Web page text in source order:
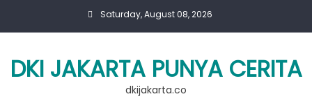
Saturday, August 08, 2026
DKI JAKARTA PUNYA CERITA
dkijakarta.co